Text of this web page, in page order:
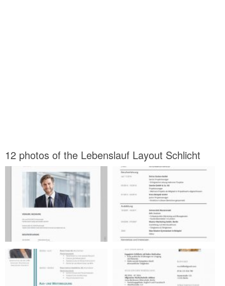
12 photos of the Lebenslauf Layout Schlicht